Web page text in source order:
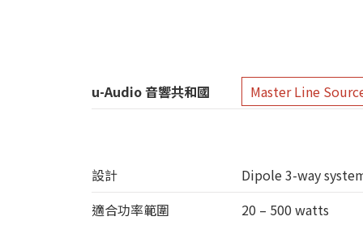
u-Audio 音響共和國 Master Line
設計
Dipole 3-way
適合功率範圍
20 – 500 watts